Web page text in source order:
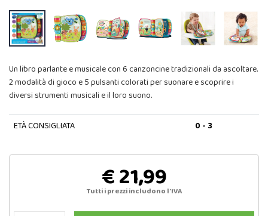
Un libro parlante e musicale con 6 canzoncine tradizionali da ascoltare.
2 modalità di gioco e 5 pulsanti colorati per suonare e scoprire i
diversi strumenti musicali e il loro suono.
ETÀ CONSIGLIATA 0 - 3
€ 21,99
Tutti i prezzi includono l'IVA